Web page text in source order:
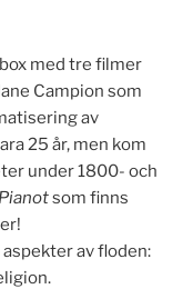
med tre filmer
Campion som
av
25 år, men kom
under 1800- och
Pianotsom finns
av floden: